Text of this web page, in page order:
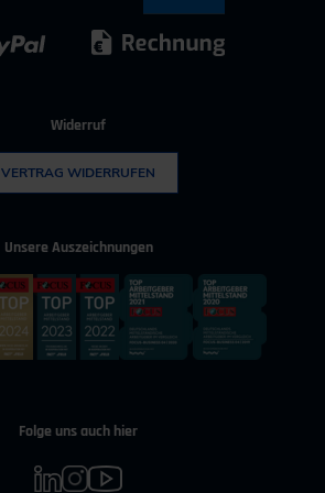
Widerruf
VERTRAG WIDERRUFEN
Unsere Auszeichnungen
Folge uns auch hier